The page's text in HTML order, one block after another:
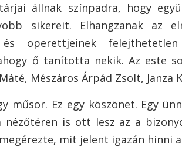
állnak színpadra, hogy
sikereit. Elhangzanak az
és operettjeinek
ő tanította nekik. Az este
Mészáros Árpád Zsolt, Janza
műsor. Ez egy köszönet. Egy
nézőtéren is ott lesz az a
mit jelent igazán hinni